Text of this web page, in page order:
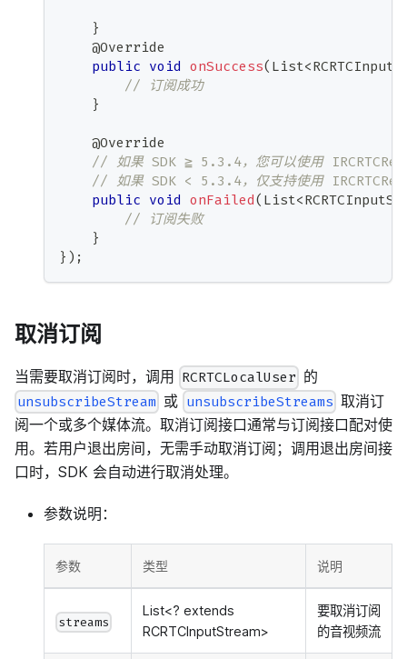
}
@Override
public void onSuccess( List<
// 订阅成功
}
@Override
// 如果 SDK ≧ 5.3.4，您可以使用
// 如果 SDK < 5.3.4，仅支持使用
public void onFailed( List<
// 订阅失败
}
} ) ;
取消订阅
当需要取消订阅时，调用 RCRTCLocalUser 的
unsubscribeStream 或 unsubscribeStreams 取消订
阅一个或多个媒体流。取消订阅接口通常与订阅接口配对使
用。若用户退出房间，无需手动取消订阅；调用退出房间接
口时，SDK 会自动进行取消处理。
参数说明：
参数 类型 说明
streams
List<? extends
RCRTCInputStream>
要取消订阅
的音视频流